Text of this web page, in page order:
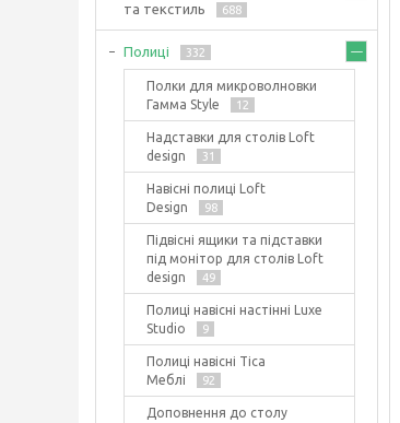
та текстиль
688
Полиці 332
Полки для микроволновки
Гамма Style
12
Надставки для столів Loft
design
31
Навісні полиці Loft
Design
98
Підвісні ящики та підставки
під монітор для столів Loft
design
49
Полиці навісні настінні Luxe
Studio
9
Полиці навісні Тіса
Меблі
92
Доповнення до столу